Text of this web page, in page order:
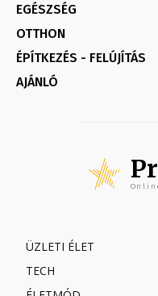
EGÉSZSÉG
OTTHON
ÉPÍTKEZÉS - FELÚJÍTÁS
AJÁNLÓ
ÜZLETI ÉLET
TECH